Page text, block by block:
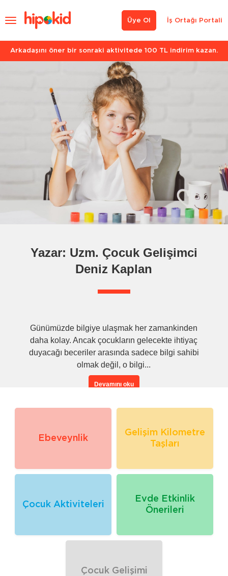
İş Ortağı Portali
Üye Ol
Arkadaşını öner bir sonraki aktivitede 100 TL indirim kazan.
Yazar: Uzm. Çocuk Gelişimci
Deniz Kaplan
Günümüzde bilgiye ulaşmak her zamankinden
daha kolay. Ancak çocukların gelecekte ihtiyaç
duyacağı beceriler arasında sadece bilgi sahibi
olmak değil, o bilgi...
Devamını oku
Ebeveynlik
Gelişim Kilometre
Taşları
Çocuk Aktiviteleri
Evde Etkinlik
Önerileri
Çocuk Gelişimi